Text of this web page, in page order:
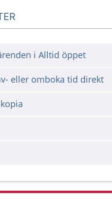
i Alltid öppet
eller omboka tid direkt